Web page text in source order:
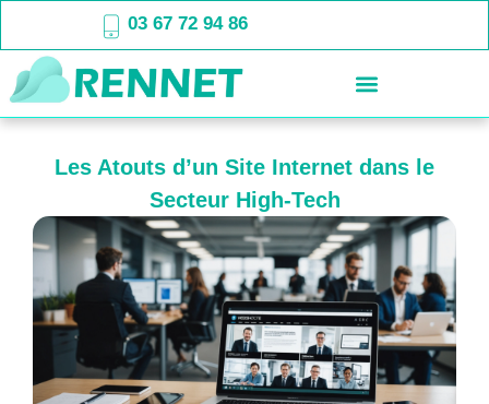
03 67 72 94 86
Les Atouts d’un Site Internet dans le
Secteur High-Tech